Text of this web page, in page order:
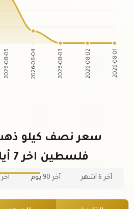
2026-08-05 2026-08-04 2026-08-03 2026-08-02 2026-08-01
فلسطين اخر 7 أيام بالدينار
آخر 6 أشهر آخر 90 يوم آخر 30 يوم